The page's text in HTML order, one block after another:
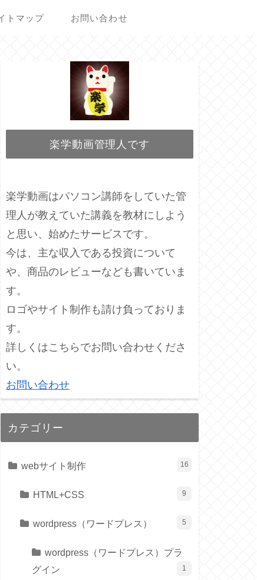
トマップ お問い合わせ
楽学動画管理人です
楽学動画はパソコン講師をしていた管
理人が教えていた講義を教材にしよう
と思い、始めたサービスです。
今は、主な収入である投資について
や、商品のレビューなども書いていま
す。
ロゴやサイト制作も請け負っておりま
す。
詳しくはこちらでお問い合わせくださ
い。
お問い合わせ
カテゴリー
webサイト制作 16
HTML+CSS 9
wordpress（ワードプレス） 5
wordpress（ワードプレス）プラ
グイン
1